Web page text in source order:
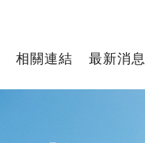
相關連結 最新消息